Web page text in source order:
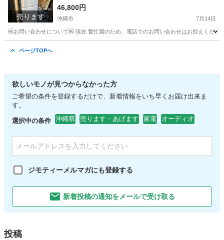
売ります
【管理番号0714】ヨ
46,800円
沖縄市 7月14日
🆖お問い合わせについて🆖 現在 繁忙期のため、電話でのお問い合わせはお控えくだ
ページTOPへ
欲しいモノが見つからなかった方
ご希望の条件を登録するだけで、新着情報をいち早くお届け出来ま
す。
選択中の条件 沖縄県 売ります・あげます 家電 オーディオ
ジモティーメルマガにも登録する
新着投稿の通知をメールで受け取る
投稿